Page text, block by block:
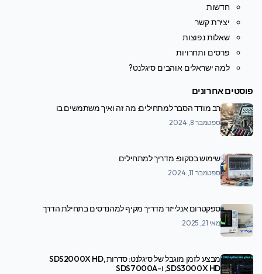
חדשות
יצירת קשר
שאלות נפוצות
פרסים ותחרויות
למה ישראלים אוהבים סיגלנט?
פוסטים אחרונים
רב מודד הסבר למתחילים: מה זה ואיך משתמשים בו
ספטמבר 8, 2024
שימוש בסקופ: מדריך למתחילים
ספטמבר 11, 2024
ספקטרום אנלייזר מדריך מקיף למהנדסים בתחילת הדרך
מאי 21, 2025
מבצע לזמן מוגבל של סיגלנט: סדרות SDS2000X HD,
SDS3000X HD, ו-SDS7000A